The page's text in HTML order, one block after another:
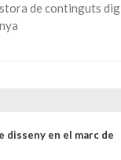
de continguts
disseny en el marc de